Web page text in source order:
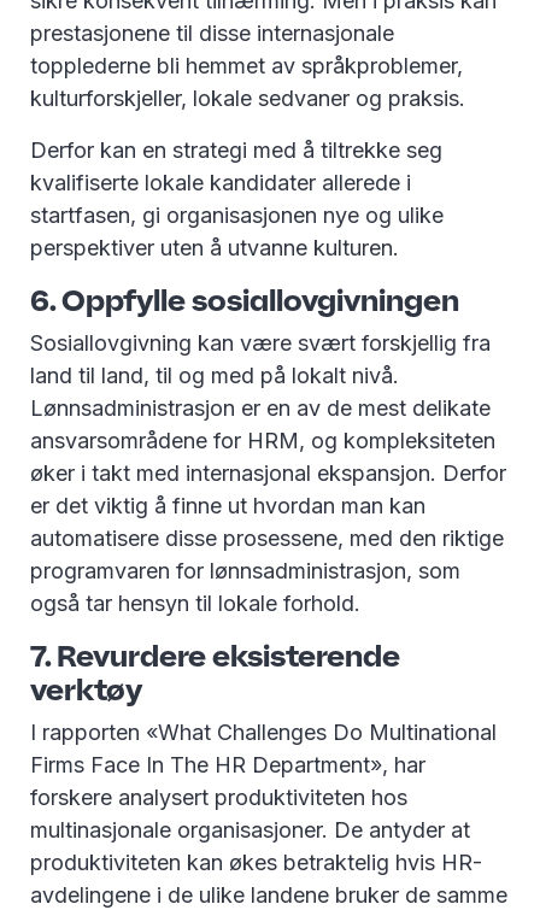
prestasjonene til disse internasjonale
topplederne bli hemmet av språkproblemer,
kulturforskjeller, lokale sedvaner og praksis.
Derfor kan en strategi med å tiltrekke seg
kvalifiserte lokale kandidater allerede i
startfasen, gi organisasjonen nye og ulike
perspektiver uten å utvanne kulturen.
6. Oppfylle sosiallovgivningen
Sosiallovgivning kan være svært forskjellig fra
land til land, til og med på lokalt nivå.
Lønnsadministrasjon er en av de mest delikate
ansvarsområdene for HRM, og kompleksiteten
øker i takt med internasjonal ekspansjon. Derfor
er det viktig å finne ut hvordan man kan
automatisere disse prosessene, med den riktige
programvaren for lønnsadministrasjon, som
også tar hensyn til lokale forhold.
7. Revurdere eksisterende
verktøy
I rapporten «What Challenges Do Multinational
Firms Face In The HR Department», har
forskere analysert produktiviteten hos
multinasjonale organisasjoner. De antyder at
produktiviteten kan økes betraktelig hvis HR-
avdelingene i de ulike landene bruker de samme